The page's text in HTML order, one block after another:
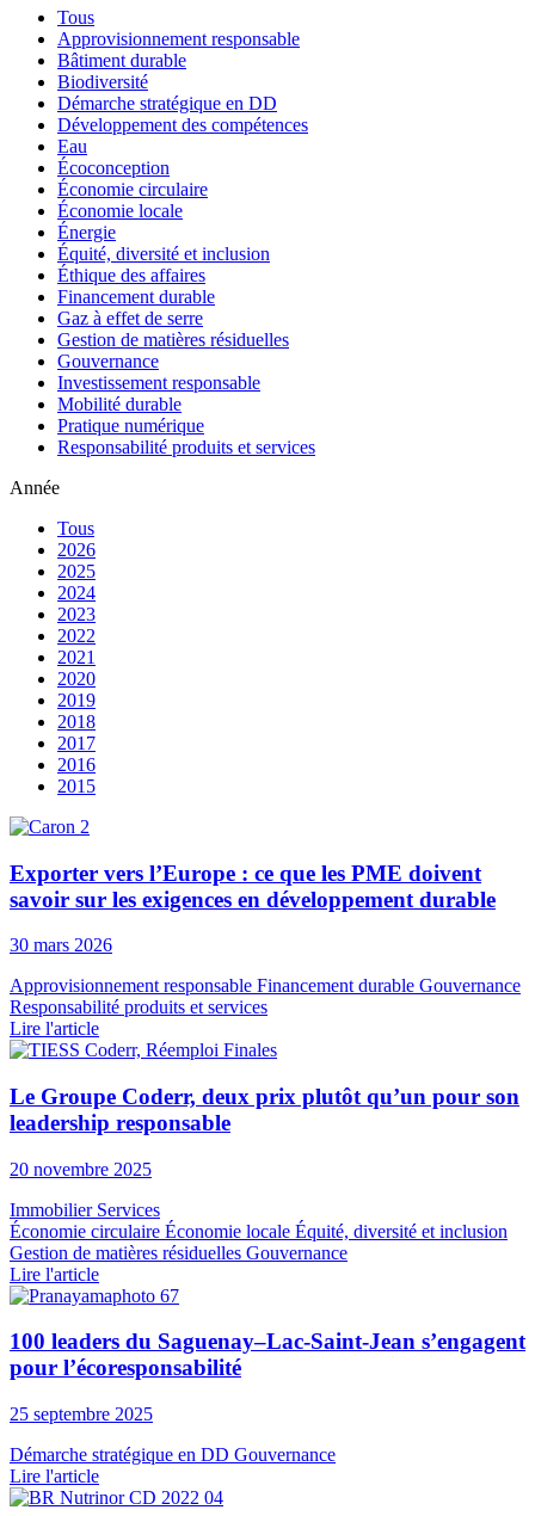
Tous
Approvisionnement responsable
Bâtiment durable
Biodiversité
Démarche stratégique en DD
Développement des compétences
Eau
Écoconception
Économie circulaire
Économie locale
Énergie
Équité, diversité et inclusion
Éthique des affaires
Financement durable
Gaz à effet de serre
Gestion de matières résiduelles
Gouvernance
Investissement responsable
Mobilité durable
Pratique numérique
Responsabilité produits et services
Année
Tous
2026
2025
2024
2023
2022
2021
2020
2019
2018
2017
2016
2015
Exporter vers l’Europe : ce que les PME doivent
savoir sur les exigences en développement durable
30 mars 2026
Approvisionnement responsable Financement durable Gouvernance
Responsabilité produits et services
Lire l'article
Le Groupe Coderr, deux prix plutôt qu’un pour son
leadership responsable
20 novembre 2025
Immobilier Services
Économie circulaire Économie locale Équité, diversité et inclusion
Gestion de matières résiduelles Gouvernance
Lire l'article
100 leaders du Saguenay–Lac-Saint-Jean s’engagent
pour l’écoresponsabilité
25 septembre 2025
Démarche stratégique en DD Gouvernance
Lire l'article